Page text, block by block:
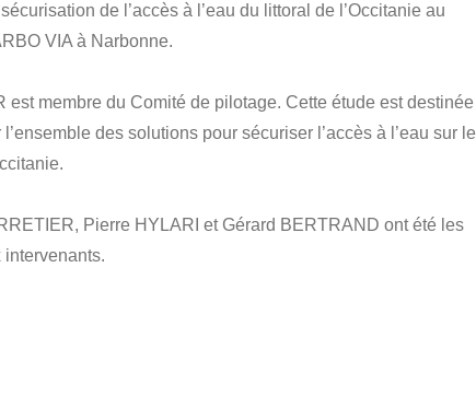
sécurisation de l’accès à l’eau du littoral de l’Occitanie au
VIA à Narbonne.
est membre du Comité de pilotage. Cette étude est destinée
des solutions pour sécuriser l’accès à l’eau sur le
Pierre HYLARI et Gérard BERTRAND ont été les
intervenants.